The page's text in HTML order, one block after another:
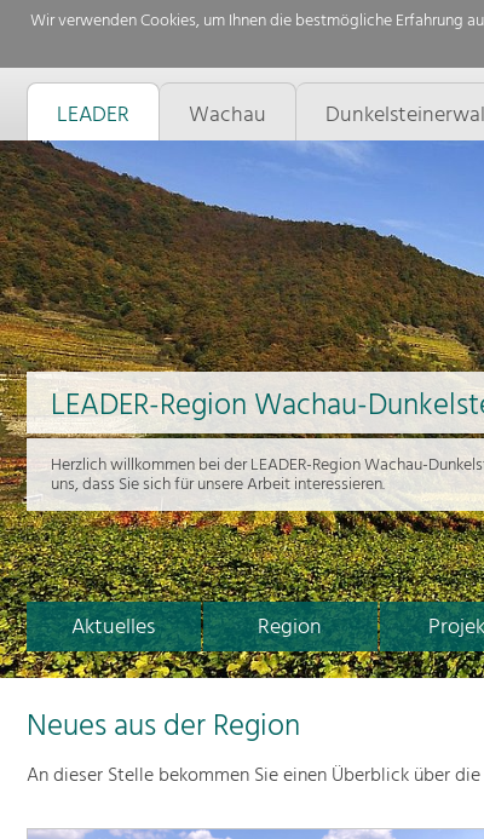
Wir verwenden Cookies, um Ihnen die bestmögliche Erfahrung
LEADER Wachau
Aktuelles Region
LEADER-Region Wachau-
Herzlich willkommen bei der LEADER-Region Wachau-
uns, dass Sie sich für unsere Arbeit interessieren.
Neues aus der Region
An dieser Stelle bekommen Sie einen Überblick über